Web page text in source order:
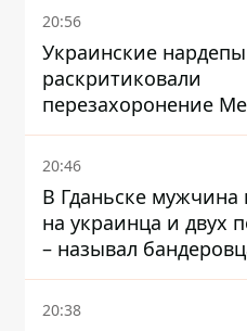
20:56
Украинские нардепы
раскритиковали
перезахоронение
из-за риска
дипломатической
20:46
В Гданьске мужчина
на украинца и двух
– называл
вел себя агрессивно
20:38